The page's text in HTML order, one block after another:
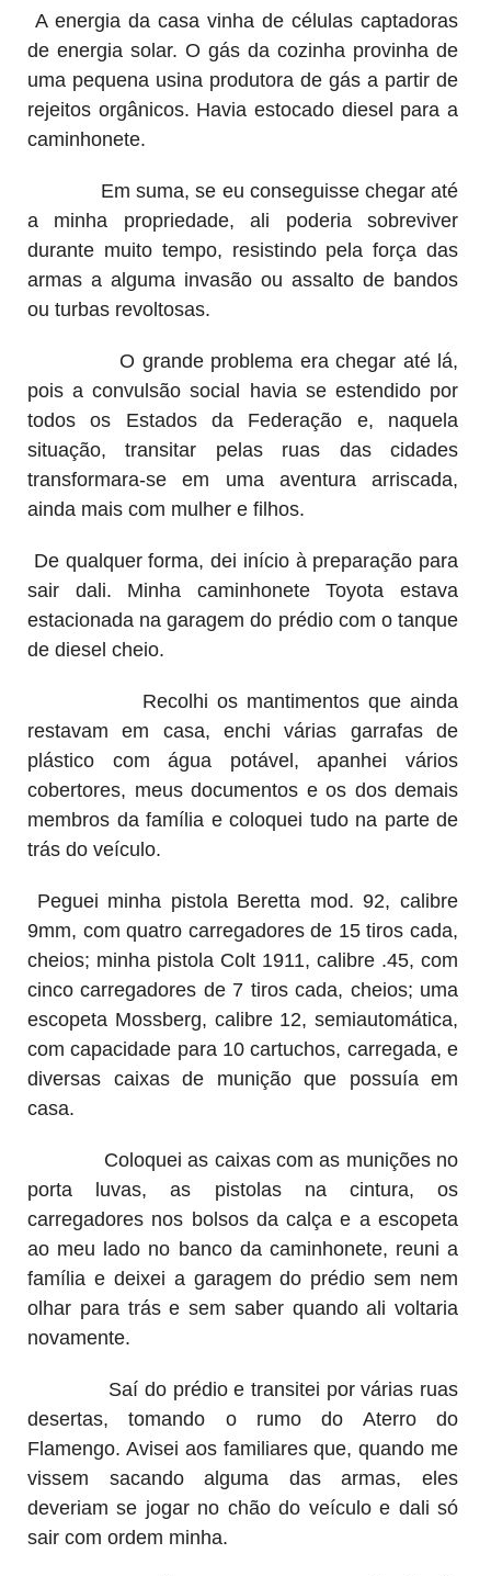
A energia da casa vinha de células captadoras
de energia solar. O gás da cozinha provinha de
uma pequena usina produtora de gás a partir de
rejeitos orgânicos. Havia estocado diesel para a
caminhonete.
Em suma, se eu conseguisse chegar até
a minha propriedade, ali poderia sobreviver
durante muito tempo, resistindo pela força das
armas a alguma invasão ou assalto de bandos
ou turbas revoltosas.
O grande problema era chegar até lá,
pois a convulsão social havia se estendido por
todos os Estados da Federação e, naquela
situação, transitar pelas ruas das cidades
transformara-se em uma aventura arriscada,
ainda mais com mulher e filhos.
De qualquer forma, dei início à preparação para
sair dali. Minha caminhonete Toyota estava
estacionada na garagem do prédio com o tanque
de diesel cheio.
Recolhi os mantimentos que ainda
restavam em casa, enchi várias garrafas de
plástico com água potável, apanhei vários
cobertores, meus documentos e os dos demais
membros da família e coloquei tudo na parte de
trás do veículo.
Peguei minha pistola Beretta mod. 92, calibre
9mm, com quatro carregadores de 15 tiros cada,
cheios; minha pistola Colt 1911, calibre .45, com
cinco carregadores de 7 tiros cada, cheios; uma
escopeta Mossberg, calibre 12, semiautomática,
com capacidade para 10 cartuchos, carregada, e
diversas caixas de munição que possuía em
casa.
Coloquei as caixas com as munições no
porta luvas, as pistolas na cintura, os
carregadores nos bolsos da calça e a escopeta
ao meu lado no banco da caminhonete, reuni a
família e deixei a garagem do prédio sem nem
olhar para trás e sem saber quando ali voltaria
novamente.
Saí do prédio e transitei por várias ruas
desertas, tomando o rumo do Aterro do
Flamengo. Avisei aos familiares que, quando me
vissem sacando alguma das armas, eles
deveriam se jogar no chão do veículo e dali só
sair com ordem minha.